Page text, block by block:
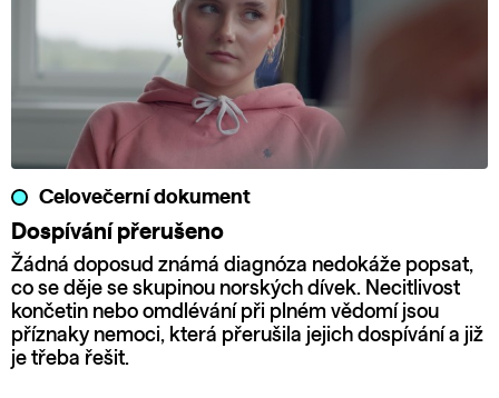
Celovečerní dokument
Dospívání přerušeno
Žádná doposud známá diagnóza nedokáže popsat,
co se děje se skupinou norských dívek. Necitlivost
končetin nebo omdlévání při plném vědomí jsou
příznaky nemoci, která přerušila jejich dospívání a již
je třeba řešit.